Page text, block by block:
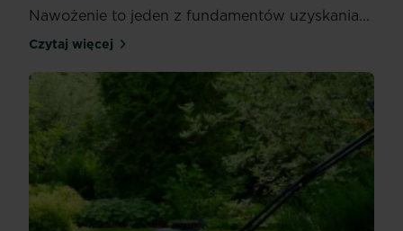
Nawożenie to jeden z fundamentów uzyskania...
Czytaj więcejJak uratować trawę spaloną i zniszczoną po